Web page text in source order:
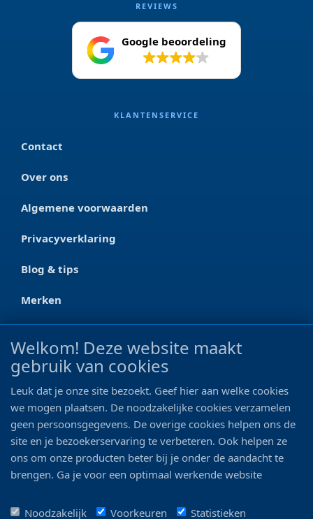
REVIEWS
Google beoordeling
KLANTENSERVICE
Contact
Over ons
Algemene voorwaarden
Privacyverklaring
Blog & tips
Merken
CONTACT
Ootmarsumseweg 125a
0546 - 622 990
06 - 11 19 81 42
info@bo-vis.nl
Welkom! Deze website maakt
gebruik van cookies
Leuk dat je onze site bezoekt. Geef hier aan welke cookies
we mogen plaatsen. De noodzakelijke cookies verzamelen
geen persoonsgegevens. De overige cookies helpen ons de
site en je bezoekerservaring te verbeteren. Ook helpen ze
ons om onze producten beter bij je onder de aandacht te
brengen. Ga je voor een optimaal werkende website
Noodzakelijk
Voorkeuren Statistieken